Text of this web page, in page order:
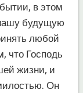
в этом
будущую
любой
что Господь
жизни, и
Он